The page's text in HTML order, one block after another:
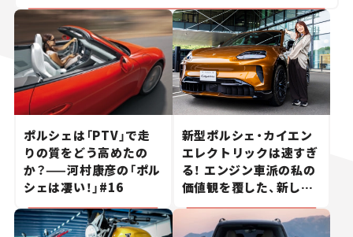
ポルシェは「PTV」で走
りの質をどう高めたの
か？——河村康彦の「ポル
シェは凄い！」#16
新型ポルシェ・カイエン
エレクトリックは速すぎ
る！ エンジン車派の私の
価値観を覆した、新しい
ポルシェの走り。